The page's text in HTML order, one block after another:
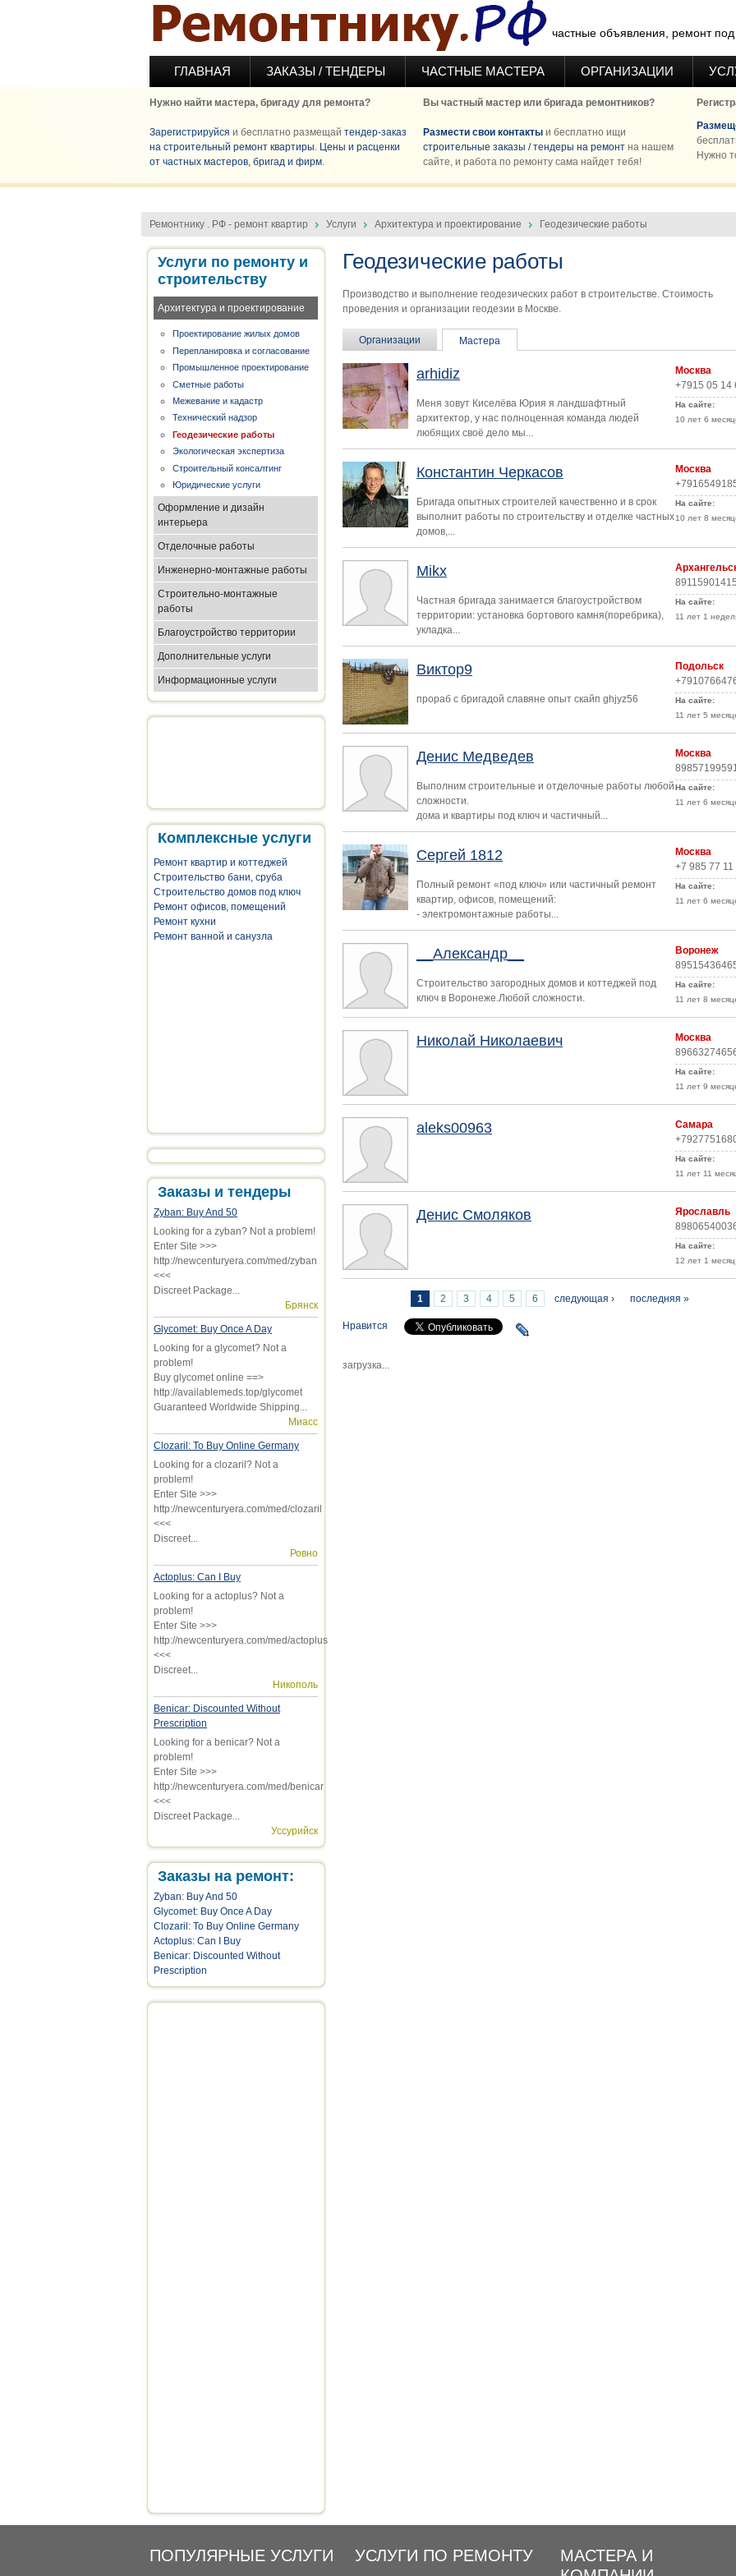
Перейти к основному содержанию
частные объявления, ремонт
ГЛАВНАЯ ЗАКАЗЫ / ТЕНДЕРЫ ЧАСТНЫЕ МАСТЕРА ОРГАНИЗАЦИИ
Нужно найти мастера, бригаду для ремонта?
Зарегистрируйся и бесплатно размещай тендер-заказ
на строительный ремонт квартиры. Цены и расценки
от частных мастеров, бригад и фирм.
Вы частный мастер или бригада ремонтников?
Размести свои контакты и бесплатно ищи
строительные заказы / тендеры на ремонт на нашем
сайте, и работа по ремонту сама найдет тебя!
Нужно
Ремонтнику . РФ - ремонт квартир Услуги Архитектура и проектирование Геодезические работы
Услуги по ремонту и
строительству
Архитектура и проектирование
Проектирование жилых домов
Перепланировка и согласование
Промышленное проектирование
Сметные работы
Межевание и кадастр
Технический надзор
Геодезические работы
Экологическая экспертиза
Строительный консалтинг
Юридические услуги
Оформление и дизайн
интерьера
Отделочные работы
Инженерно-монтажные работы
Строительно-монтажные
работы
Благоустройство территории
Дополнительные услуги
Информационные услуги
Комплексные услуги
Ремонт квартир и коттеджей
Строительство бани, сруба
Строительство домов под ключ
Ремонт офисов, помещений
Ремонт кухни
Ремонт ванной и санузла
Заказы и тендеры
Zyban: Buy And 50
Looking for a zyban? Not a problem!
Enter Site >>>
http://newcenturyera.com/med/zyban
<<<
Discreet Package...
Брянск
Glycomet: Buy Once A Day
Looking for a glycomet? Not a
problem!
Buy glycomet online ==>
http://availablemeds.top/glycomet
Guaranteed Worldwide Shipping...
Миасс
Clozaril: To Buy Online Germany
Looking for a clozaril? Not a
problem!
Enter Site >>>
http://newcenturyera.com/med/clozaril
<<<
Discreet...
Ровно
Actoplus: Can I Buy
Looking for a actoplus? Not a
problem!
Enter Site >>>
http://newcenturyera.com/med/actoplus
<<<
Discreet...
Никополь
Benicar: Discounted Without
Prescription
Looking for a benicar? Not a
problem!
Enter Site >>>
http://newcenturyera.com/med/benicar
<<<
Discreet Package...
Уссурийск
Заказы на ремонт:
Zyban: Buy And 50
Glycomet: Buy Once A Day
Clozaril: To Buy Online Germany
Actoplus: Can I Buy
Benicar: Discounted Without
Prescription
Геодезические работы
Производство и выполнение геодезических работ в строительстве. Стоимость
проведения и организации геодезии в Москве.
Организации Мастера
Москва
+7915 05 14
На сайте:
10 лет 6
arhidiz
Меня зовут Киселёва Юрия я ландшафтный
архитектор, у нас полноценная команда людей
любящих своё дело мы...
Москва
На сайте:
10 лет 8
Константин Черкасов
Бригада опытных строителей качественно и в срок
выполнит работы по строительству и отделке частных
домов,...
89115901415
На сайте:
11 лет 1
Mikx
Частная бригада занимается благоустройством
территории: установка бортового камня(поребрика),
укладка...
Подольск
На сайте:
11 лет 5
Виктор9
прораб с бригадой славяне опыт скайп ghjyz56
Москва
На сайте:
11 лет 6
Денис Медведев
Выполним строительные и отделочные работы любой
сложности.
дома и квартиры под ключ и частичный...
Москва
+7 985 77 11
На сайте:
11 лет 6
Сергей 1812
Полный ремонт «под ключ» или частичный ремонт
квартир, офисов, помещений:
- электромонтажные работы...
Воронеж
На сайте:
11 лет 8
__Александр__
Строительство загородных домов и коттеджей под
ключ в Воронеже.Любой сложности.
Москва
На сайте:
11 лет 9
Николай Николаевич
Самара
На сайте:
11 лет 11
aleks00963
Ярославль
На сайте:
12 лет 1 месяц
Денис Смоляков
Страницы1 2 3 4 5 6 следующая › последняя »
Нравится
загрузка...
ПОПУЛЯРНЫЕ УСЛУГИ УСЛУГИ ПО РЕМОНТУ
МАСТЕРА И